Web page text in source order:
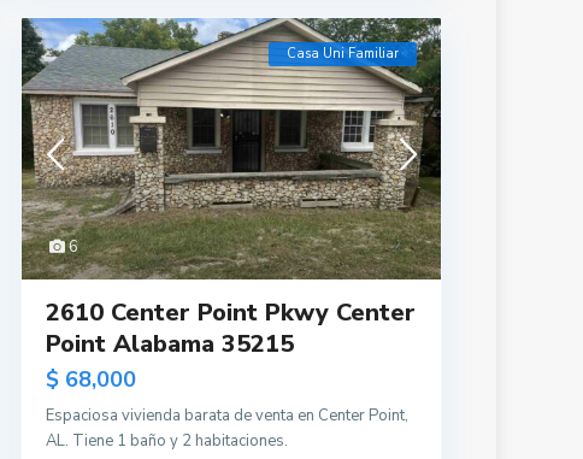
6
Casa Uni Familiar
2610 Center Point Pkwy Center
Point Alabama 35215
$ 68,000
Espaciosa vivienda barata de venta en Center Point,
AL. Tiene 1 baño y 2 habitaciones.